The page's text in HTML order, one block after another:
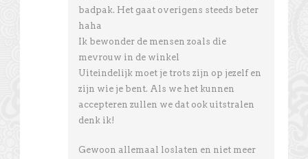
badpak. Het gaat overigens steeds beter
haha
Ik bewonder de mensen zoals die
mevrouw in de winkel
Uiteindelijk moet je trots zijn op jezelf en
zijn wie je bent. Als we het kunnen
accepteren zullen we dat ook uitstralen
denk ik!
Gewoon allemaal loslaten en niet meer